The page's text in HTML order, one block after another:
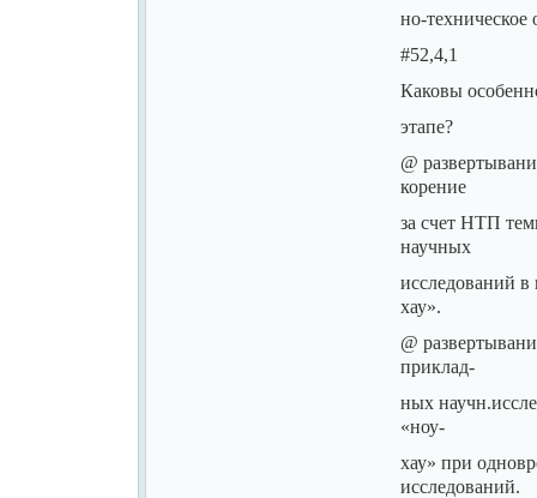
но-техническое
#52,4,1
Каковы
этапе?
@
корение
за счет НТП
научных
исследований
хау».
@
приклад-
ных
«ноу-
хау» при
исследований.